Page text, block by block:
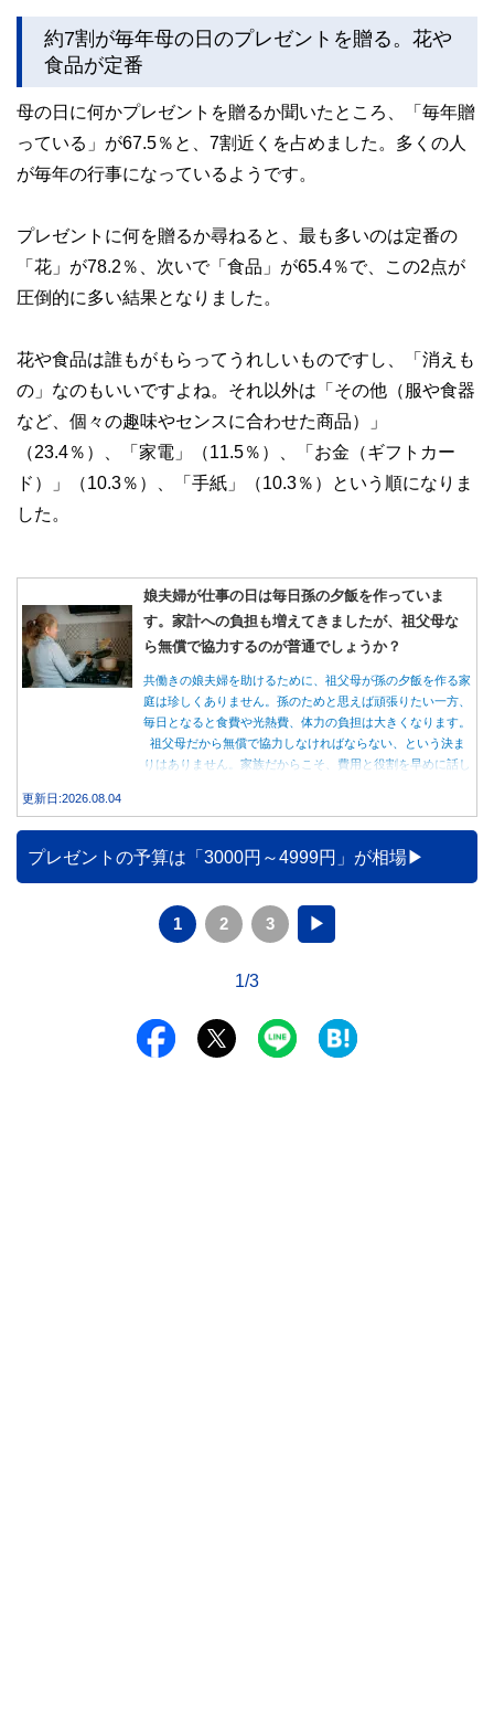
約7割が毎年母の日のプレゼントを贈る。花や
食品が定番
母の日に何かプレゼントを贈るか聞いたところ、「毎年贈
っている」が67.5％と、7割近くを占めました。多くの人
が毎年の行事になっているようです。
プレゼントに何を贈るか尋ねると、最も多いのは定番の
「花」が78.2％、次いで「食品」が65.4％で、この2点が
圧倒的に多い結果となりました。
花や食品は誰もがもらってうれしいものですし、「消えも
の」なのもいいですよね。それ以外は「その他（服や食器
など、個々の趣味やセンスに合わせた商品）」
（23.4％）、「家電」（11.5％）、「お金（ギフトカー
ド）」（10.3％）、「手紙」（10.3％）という順になりま
した。
娘夫婦が仕事の日は毎日孫の夕飯を作っていま
す。家計への負担も増えてきましたが、祖父母な
ら無償で協力するのが普通でしょうか？
共働きの娘夫婦を助けるために、祖父母が孫の夕飯を作る家
庭は珍しくありません。孫のためと思えば頑張りたい一方、
毎日となると食費や光熱費、体力の負担は大きくなります。
祖父母だから無償で協力しなければならない、という決ま
りはありません。家族だからこそ、費用と役割を早めに話し
更新日:2026.08.04
プレゼントの予算は「3000円～4999円」が相場
1 2 3 ▶
1/3